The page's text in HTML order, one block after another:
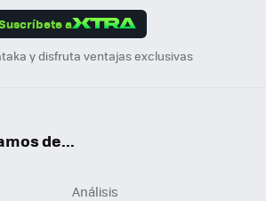
a
y disfruta ventajas exclusivas
de...
Análisis